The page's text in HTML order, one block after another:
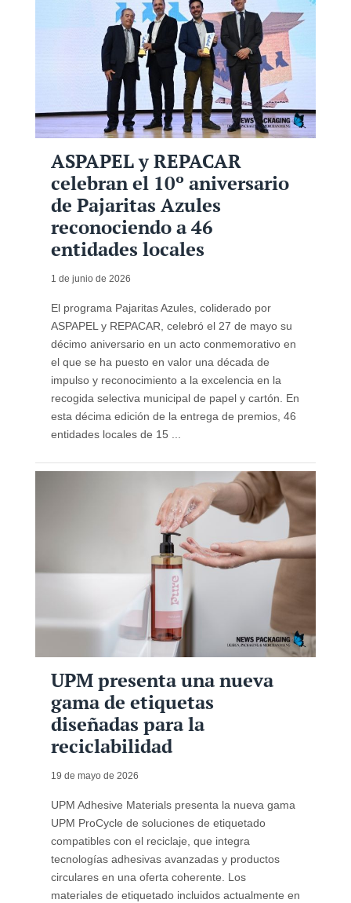
ASPAPEL y REPACAR
celebran el 10º aniversario
de Pajaritas Azules
reconociendo a 46
entidades locales
1 de junio de 2026
El programa Pajaritas Azules, coliderado por
ASPAPEL y REPACAR, celebró el 27 de mayo su
décimo aniversario en un acto conmemorativo en
el que se ha puesto en valor una década de
impulso y reconocimiento a la excelencia en la
recogida selectiva municipal de papel y cartón. En
esta décima edición de la entrega de premios, 46
entidades locales de 15 ...
UPM presenta una nueva
gama de etiquetas
diseñadas para la
reciclabilidad
19 de mayo de 2026
UPM Adhesive Materials presenta la nueva gama
UPM ProCycle de soluciones de etiquetado
compatibles con el reciclaje, que integra
tecnologías adhesivas avanzadas y productos
circulares en una oferta coherente. Los
materiales de etiquetado incluidos actualmente en